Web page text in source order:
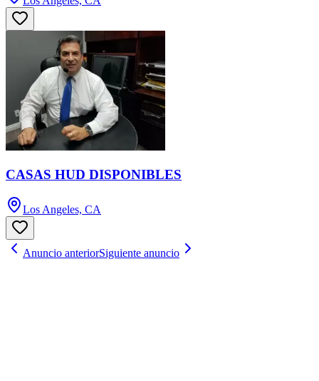
CASAS HUD DISPONIBLES
Los Angeles, CA
Anuncio anteriorSiguiente anuncio